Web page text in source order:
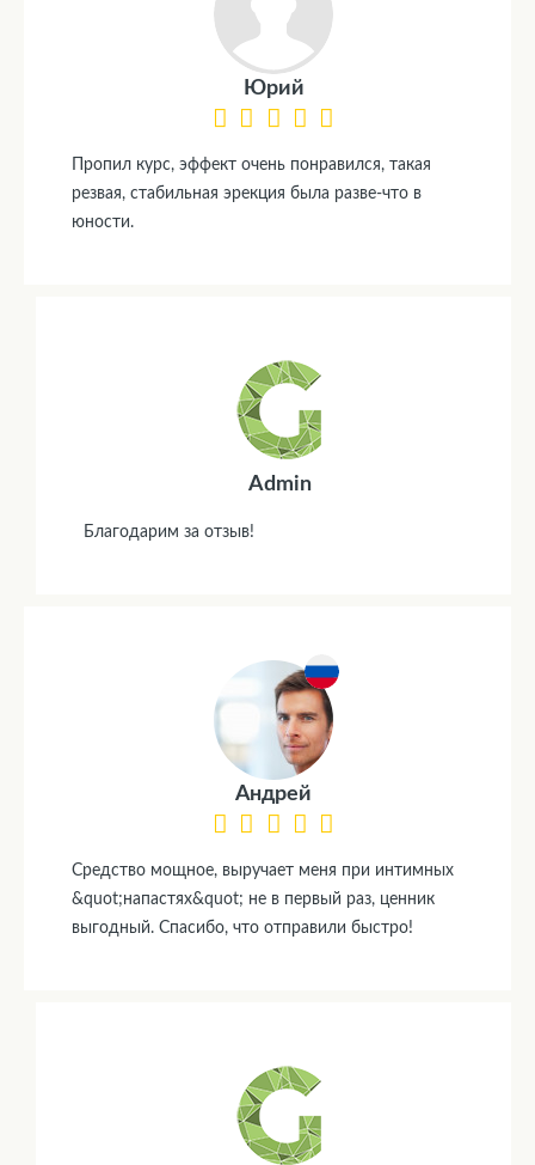
Юрий
Пропил курс, эффект очень понравился, такая
резвая, стабильная эрекция была разве-что в
юности.
Admin
Благодарим за отзыв!
Андрей
Средство мощное, выручает меня при интимных
&quot;напастях&quot; не в первый раз, ценник
выгодный. Спасибо, что отправили быстро!